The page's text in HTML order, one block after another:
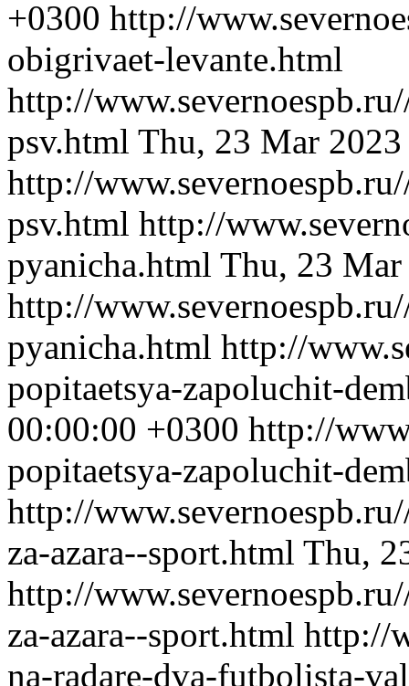
+0300 http://
obigrivaet-levante.html
http://
psv.html Thu, 23 Mar
http://
psv.html http://
pyanicha.html Thu, 23
http://
pyanicha.html http://
popitaetsya-zapoluchit-
00:00:00 +0300 http://
popitaetsya-zapoluchit-
http://
za-azara--sport.html Thu,
http://
za-azara--sport.html http://
na-radare-dva-futbolista-